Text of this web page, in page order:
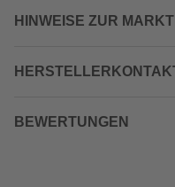
HINWEISE ZUR
BEWERTUNGEN